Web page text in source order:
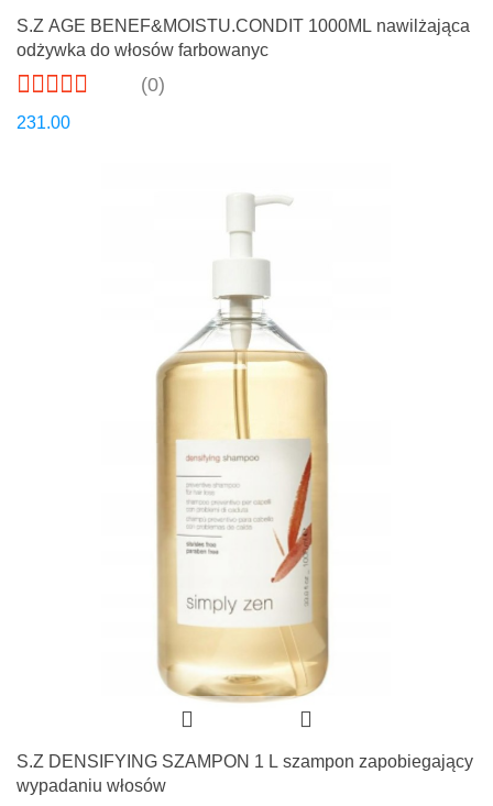
S.Z AGE BENEF&MOISTU.CONDIT 1000ML nawilżająca
odżywka do włosów farbowanyc
(0)
231.00
S.Z DENSIFYING SZAMPON 1 L szampon zapobiegający
wypadaniu włosów